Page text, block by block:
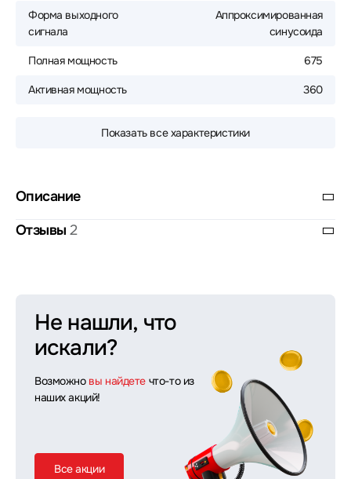
Форма выходного
сигнала
Аппроксимированная
синусоида
Полная мощность 675
Активная мощность 360
Показать все характеристики
Описание
Отзывы2
Не нашли, что
искали?
Возможно вы найдете что-то из
наших акций!
Все акции